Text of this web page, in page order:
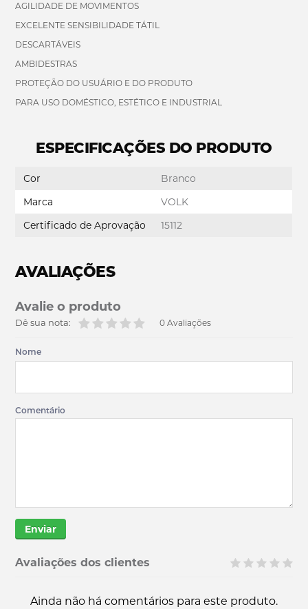
AGILIDADE DE MOVIMENTOS
EXCELENTE SENSIBILIDADE TÁTIL
DESCARTÁVEIS
AMBIDESTRAS
PROTEÇÃO DO USUÁRIO E DO PRODUTO
PARA USO DOMÉSTICO, ESTÉTICO E INDUSTRIAL
ESPECIFICAÇÕES DO PRODUTO
Cor
Branco
Marca
VOLK
Certificado de Aprovação
15112
AVALIAÇÕES
Avalie o produto
0 Avaliações
Dê sua nota:
Nome
Comentário
Enviar
Avaliações dos clientes
Ainda não há comentários para este produto.